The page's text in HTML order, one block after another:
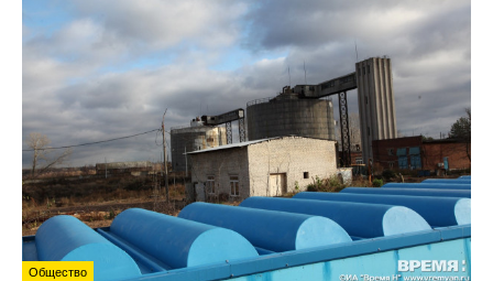
Общество